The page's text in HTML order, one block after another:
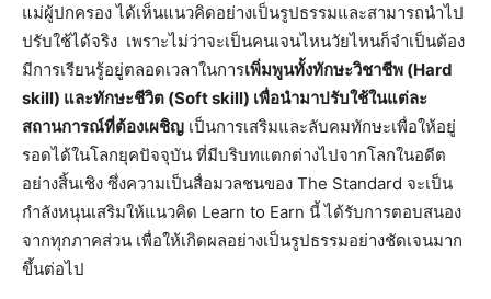
แม่ผู้ปกครอง ได้เห็นแนวคิดอย่างเป็นรูปธรรมและสามารถนำไป
ปรับใช้ได้จริง เพราะไม่ว่าจะเป็นคนเจนไหนวัยไหนก็จำเป็นต้อง
มีการเรียนรู้อยู่ตลอดเวลาในการเพิ่มพูนทั้งทักษะวิชาชีพ (Hard
skill) และทักษะชีวิต (Soft skill) เพื่อนำมาปรับใช้ในแต่ละ
สถานการณ์ที่ต้องเผชิญ เป็นการเสริมและลับคมทักษะเพื่อให้อยู่
รอดได้ในโลกยุคปัจจุบัน ที่มีบริบทแตกต่างไปจากโลกในอดีต
อย่างสิ้นเชิง ซึ่งความเป็นสื่อมวลชนของ The Standard จะเป็น
กำลังหนุนเสริมให้แนวคิด Learn to Earn นี้ ได้รับการตอบสนอง
จากทุกภาคส่วน เพื่อให้เกิดผลอย่างเป็นรูปธรรมอย่างชัดเจนมาก
ขึ้นต่อไป